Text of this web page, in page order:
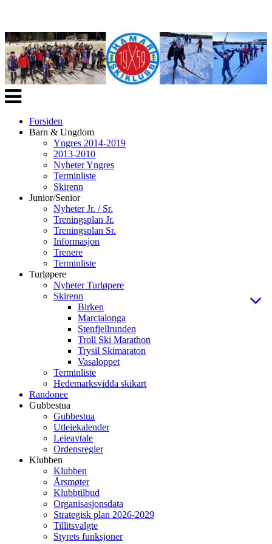
Veksle
navigasjon
Forsiden
Barn & Ungdom
Yngres 2014-2019
2013-2010
Nyheter Yngres
Terminliste
Skirenn
Junior/Senior
Nyheter Jr. / Sr.
Treningsplan Jr.
Treningsplan Sr.
Informasjon
Trenere
Terminliste
Turløpere
Nyheter Turløpere
Skirenn
Birken
Marcialonga
Stenfjellrunden
Troll Ski Marathon
Trysil Skimaraton
Vasaloppet
Terminliste
Hedemarksvidda skikart
Randonee
Gubbestua
Gubbestua
Utleiekalender
Leieavtale
Ordensregler
Klubben
Klubben
Årsmøter
Klubbtilbud
Organisasjonsdata
Strategisk plan 2026-2029
Tillitsvalgte
Styrets funksjoner